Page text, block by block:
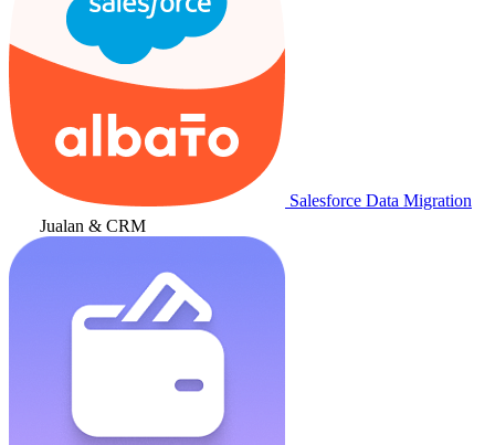
Salesforce Data Migration
Jualan & CRM